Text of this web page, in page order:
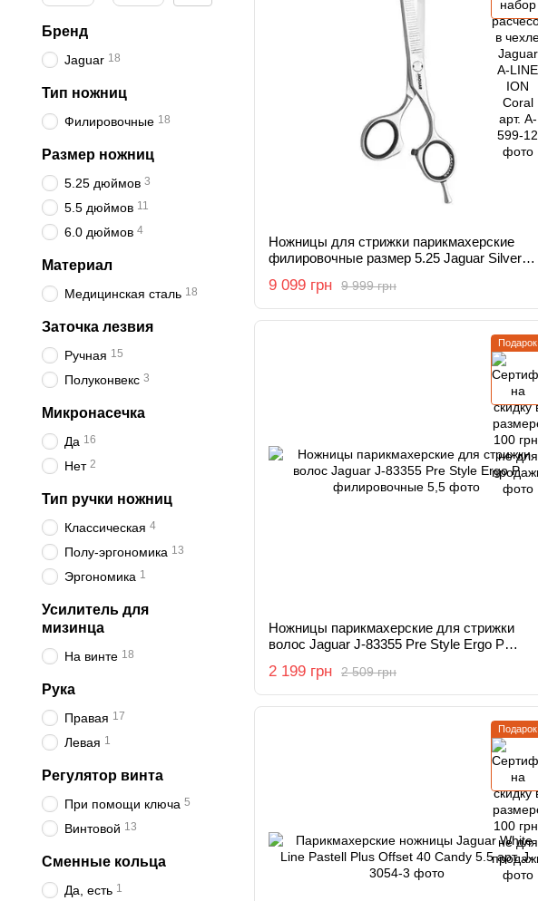
Ножницы для стрижки парикмахерские
филировочные размер 5.25 Jaguar Silver
9 999 грн
9 099 грн
Подарок
Ножницы парикмахерские для стрижки
волос Jaguar J-83355 Pre Style Ergo P
2 509 грн
2 199 грн
Подарок
Бренд
Jaguar 18
Тип ножниц
Филировочные 18
Размер ножниц
5.25 дюймов 3
5.5 дюймов 11
6.0 дюймов 4
Материал
Медицинская сталь 18
Заточка лезвия
Ручная 15
Полуконвекс 3
Микронасечка
Да 16
Нет 2
Тип ручки ножниц
Классическая 4
Полу-эргономика 13
Эргономика 1
Усилитель для
мизинца
На винте 18
Рука
Правая 17
Левая 1
Регулятор винта
При помощи ключа 5
Винтовой 13
Сменные кольца
Да, есть 1